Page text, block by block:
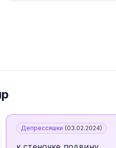
Депрессяшки (03.02.2024)